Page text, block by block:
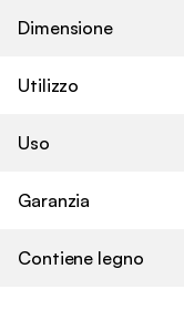
Dimensione
Utilizzo
Uso
Garanzia
Contiene legno